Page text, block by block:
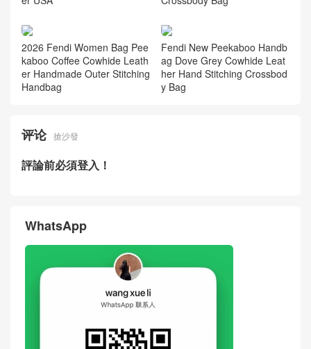
Bag Lambskin Leather Hong
Kong
der Bag Coffee‑Brown Lamb
skin Leather
Fendi New Mamma Baguette
er USA
2026 Fendi Women Bag Ho
2026 Fendi Women Bag Pee
搶沙發
評論前必須登入！